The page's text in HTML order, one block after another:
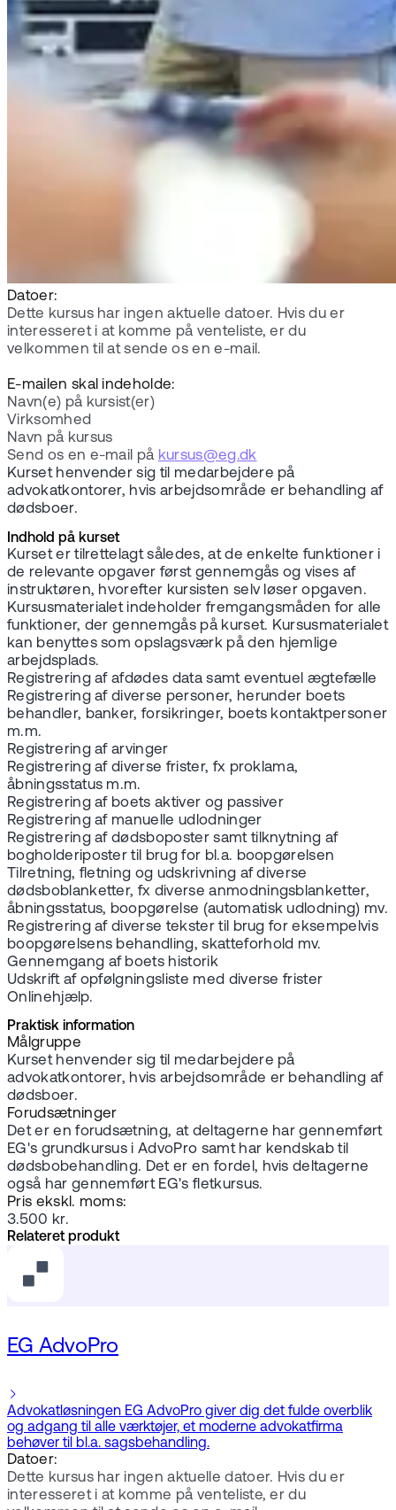
Datoer:
Dette kursus har ingen aktuelle datoer. Hvis du er
interesseret i at komme på venteliste, er du
velkommen til at sende os en e-mail.
E-mailen skal indeholde:
Navn(e) på kursist(er)
Virksomhed
Navn på kursus
Send os en e-mail på kursus@eg.dk
Kurset henvender sig til medarbejdere på
advokatkontorer, hvis arbejdsområde er behandling af
dødsboer.
Indhold på kurset
Kurset er tilrettelagt således, at de enkelte funktioner i
de relevante opgaver først gennemgås og vises af
instruktøren, hvorefter kursisten selv løser opgaven.
Kursusmaterialet indeholder fremgangsmåden for alle
funktioner, der gennemgås på kurset. Kursusmaterialet
kan benyttes som opslagsværk på den hjemlige
arbejdsplads.
Registrering af afdødes data samt eventuel ægtefælle
Registrering af diverse personer, herunder boets
behandler, banker, forsikringer, boets kontaktpersoner
m.m.
Registrering af arvinger
Registrering af diverse frister, fx proklama,
åbningsstatus m.m.
Registrering af boets aktiver og passiver
Registrering af manuelle udlodninger
Registrering af dødsboposter samt tilknytning af
bogholderiposter til brug for bl.a. boopgørelsen
Tilretning, fletning og udskrivning af diverse
dødsboblanketter, fx diverse anmodningsblanketter,
åbningsstatus, boopgørelse (automatisk udlodning) mv.
Registrering af diverse tekster til brug for eksempelvis
boopgørelsens behandling, skatteforhold mv.
Gennemgang af boets historik
Udskrift af opfølgningsliste med diverse frister
Onlinehjælp.
Praktisk information
Målgruppe
Kurset henvender sig til medarbejdere på
advokatkontorer, hvis arbejdsområde er behandling af
dødsboer.
Forudsætninger
Det er en forudsætning, at deltagerne har gennemført
EG's grundkursus i AdvoPro samt har kendskab til
dødsbobehandling. Det er en fordel, hvis deltagerne
også har gennemført EG's fletkursus.
Pris ekskl. moms:
3.500 kr.
Relateret produkt
EG AdvoPro
Advokatløsningen EG AdvoPro giver dig det fulde overblik
og adgang til alle værktøjer, et moderne advokatfirma
behøver til bl.a. sagsbehandling.
Datoer:
Dette kursus har ingen aktuelle datoer. Hvis du er
interesseret i at komme på venteliste, er du